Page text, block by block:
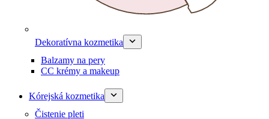
Dekoratívna kozmetika
Balzamy na pery
CC krémy a makeup
Kórejská kozmetika
Čistenie pleti